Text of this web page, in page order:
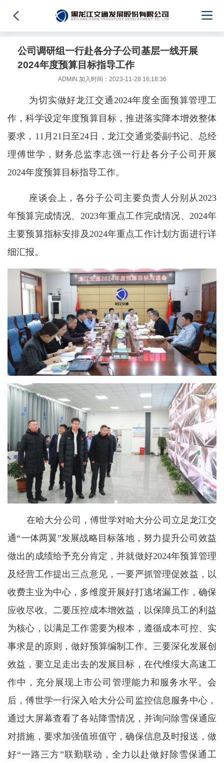
公司调研组一行赴各分子公司基层一线开展
2024年度预算目标指导工作
ADMIN 加入时间：2023-11-28 16:18:36
为切实做好龙江交通2024年度全面预算管理工
作，科学设定年度预算目标，推进落实降本增效整体
要求，11月21日至24日，龙江交通党委副书记、总经
理傅世学，财务总监李志强一行赴各分子公司开展
2024年度预算目标指导工作。
座谈会上，各分子公司主要负责人分别从2023
年预算完成情况、2023年重点工作完成情况、2024年
主要预算指标安排及2024年重点工作计划方面进行详
细汇报。
在哈大分公司，傅世学对哈大分公司立足龙江交
通“一体两翼”发展战略目标落地，努力提升公司效益
做出的成绩给予充分肯定，并就做好2024年预算管理
及经营工作提出三点意见，一要严抓管理促效益，以
收费主业为中心，多维度开展好打逃堵漏工作，确保
应收尽收。二要压控成本增效益，以保障员工的利益
为核心，以满足工作需要为根本，遵循成本可控、实
事求是的原则，做好预算编制工作。三要深化发展创
效益，要立足走出去的发展目标，在代维绥大高速工
作中，充分展现上市公司管理能力和服务水平。会
后，傅世学一行深入哈大分公司监控信息服务中心，
通过大屏幕查看了各站降雪情况，并询问除雪保通应
对措施，要求加强值班值守，确保信息及时报送，做
好“一路三方”联勤联动，全力以赴做好除雪保通工